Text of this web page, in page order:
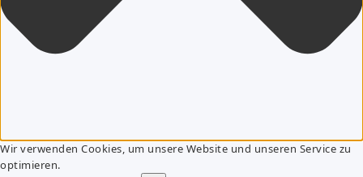
Wir verwenden Cookies, um unsere Website und unseren Service zu
optimieren.